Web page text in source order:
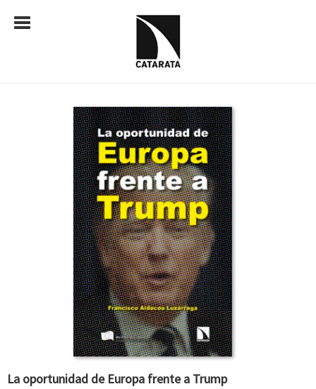
La oportunidad de Europa frente a Trump